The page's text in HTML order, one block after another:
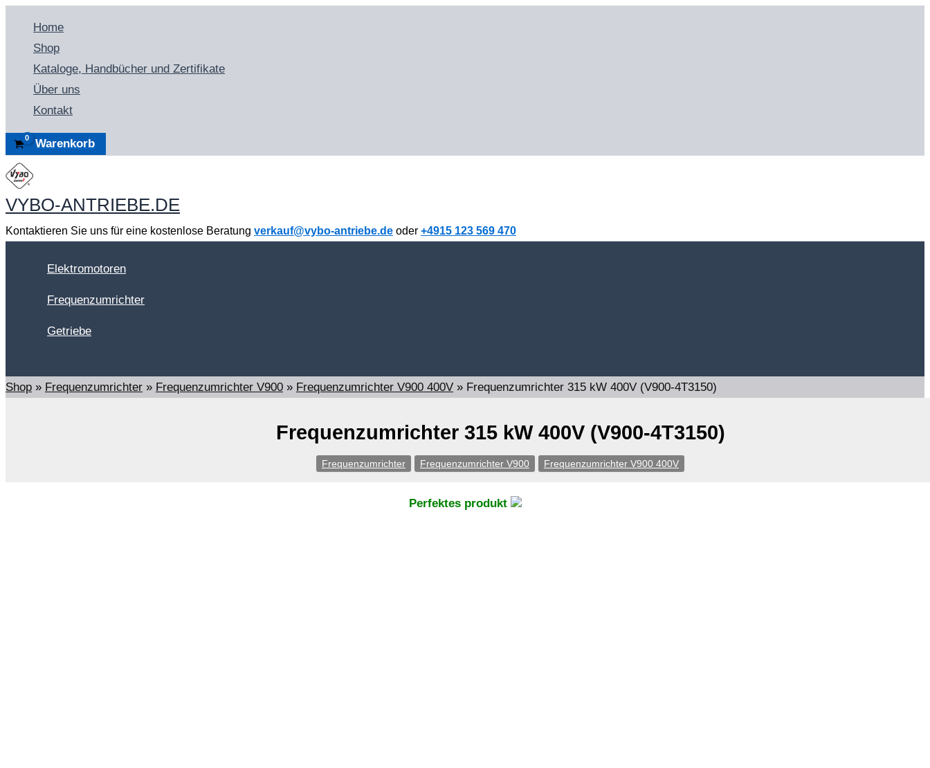
springen
Home
Shop
Kataloge, Handbücher und Zertifikate
Über uns
Kontakt
Warenkorb
VYBO-ANTRIEBE.DE
Kontaktieren Sie uns für eine kostenlose Beratung verkauf@vybo-antriebe.de oder +4915 123 569 470
Elektromotoren
Frequenzumrichter
Getriebe
Shop » Frequenzumrichter » Frequenzumrichter V900 » Frequenzumrichter V900 400V » Frequenzumrichter 315 kW 400V (V900-4T3150)
Frequenzumrichter 315 kW 400V (V900-4T3150)
Frequenzumrichter Frequenzumrichter V900 Frequenzumrichter V900 400V
Perfektes produkt